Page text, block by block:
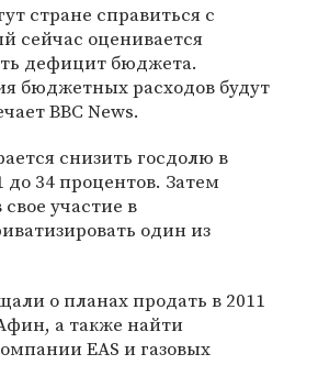
стране справиться с
сейчас оценивается
дефицит бюджета.
бюджетных расходов будут
BBC News.
снизить госдолю в
до 34 процентов. Затем
участие в
один из
о планах продать в 2011
а также найти
EAS и газовых